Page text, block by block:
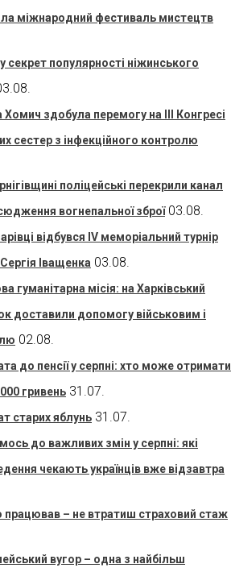
міжнародний фестиваль мистецтв
секрет популярності ніжинського
Хомич здобула перемогу на ІІІ Конгресі
сестер з інфекційного контролю
поліцейські перекрили канал
вогнепальної зброї 03.08.
відбувся IV меморіальний турнір
Іващенка 03.08.
гуманітарна місія: на Харківський
доставили допомогу військовим і
02.08.
до пенсії у серпні: хто може отримати
гривень 31.07.
старих яблунь 31.07.
до важливих змін у серпні: які
чекають українців вже відзавтра
працював – не втратиш страховий стаж
вугор – одна з найбільш